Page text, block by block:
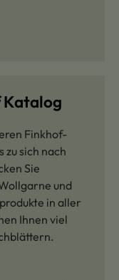
Katalog
Finkhof-
zu sich nach
Sie
und
in aller
Ihnen viel